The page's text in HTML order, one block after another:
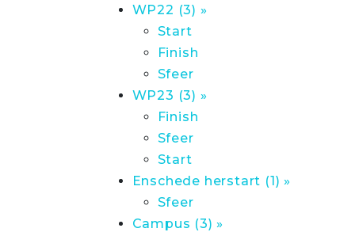
WP22 (3) »
Start
Finish
Sfeer
WP23 (3) »
Finish
Sfeer
Start
Enschede herstart (1) »
Sfeer
Campus (3) »